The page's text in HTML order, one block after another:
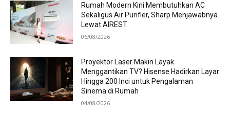
Rumah Modern Kini Membutuhkan AC
Sekaligus Air Purifier, Sharp Menjawabnya
Lewat AIREST
06/08/2026
Proyektor Laser Makin Layak
Menggantikan TV? Hisense Hadirkan Layar
Hingga 200 Inci untuk Pengalaman
Sinema di Rumah
04/08/2026